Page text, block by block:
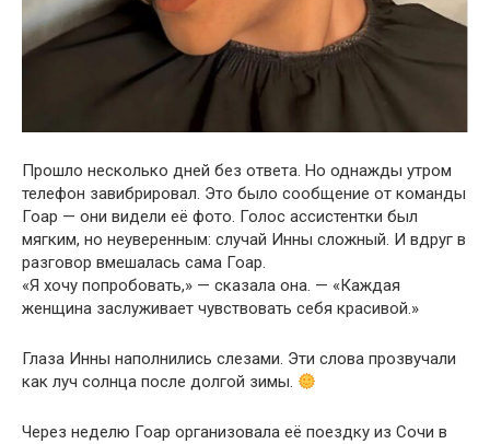
Прошло несколько дней без ответа. Но однажды утром
телефон завибрировал. Это было сообщение от команды
Гоар — они видели её фото. Голос ассистентки был
мягким, но неуверенным: случай Инны сложный. И вдруг в
разговор вмешалась сама Гоар.
«Я хочу попробовать,» — сказала она. — «Каждая
женщина заслуживает чувствовать себя красивой.»
Глаза Инны наполнились слезами. Эти слова прозвучали
как луч солнца после долгой зимы.
Через неделю Гоар организовала её поездку из Сочи в